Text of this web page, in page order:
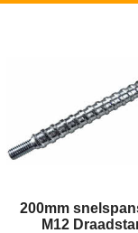
200mm
M12